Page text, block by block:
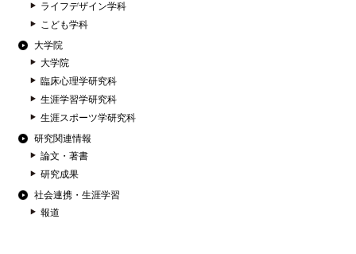
ライフデザイン学科
こども学科
大学院
大学院
臨床心理学研究科
生涯学習学研究科
生涯スポーツ学研究科
研究関連情報
論文・著書
研究成果
社会連携・生涯学習
報道